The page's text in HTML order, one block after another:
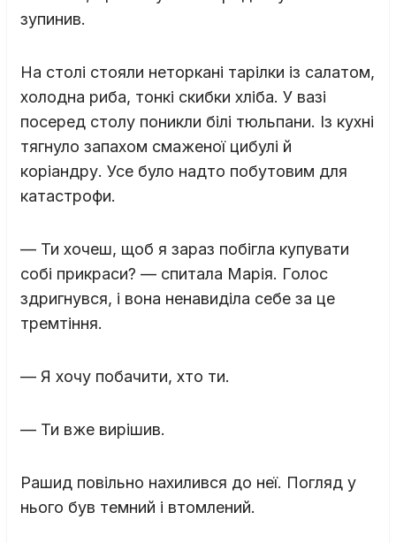
зупинив.
На столі стояли неторкані тарілки із салатом,
холодна риба, тонкі скибки хліба. У вазі
посеред столу поникли білі тюльпани. Із кухні
тягнуло запахом смаженої цибулі й
коріандру. Усе було надто побутовим для
катастрофи.
— Ти хочеш, щоб я зараз побігла купувати
собі прикраси? — спитала Марія. Голос
здригнувся, і вона ненавиділа себе за це
тремтіння.
— Я хочу побачити, хто ти.
— Ти вже вирішив.
Рашид повільно нахилився до неї. Погляд у
нього був темний і втомлений.